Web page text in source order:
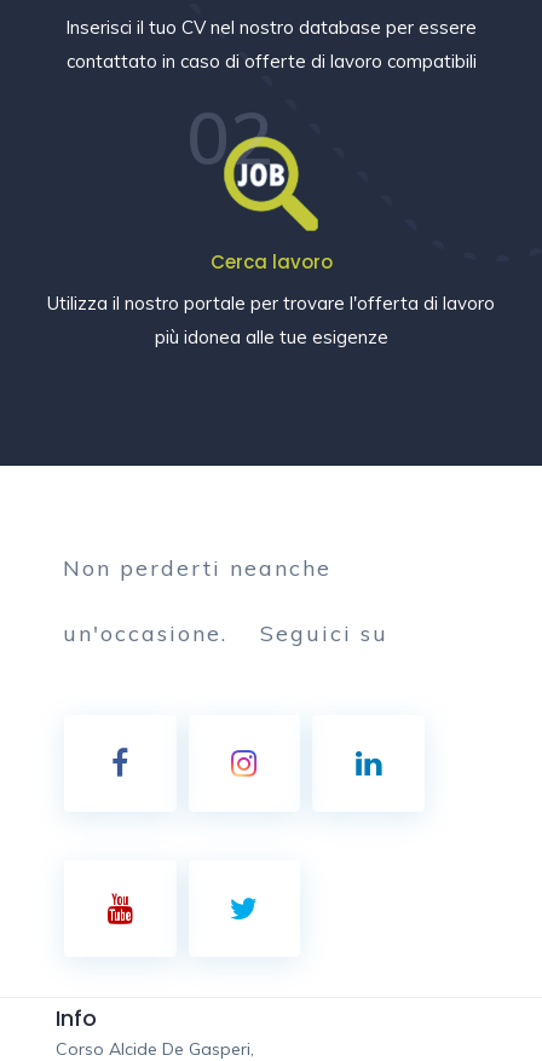
Inserisci il tuo CV nel nostro database per essere
contattato in caso di offerte di lavoro compatibili
02
Cerca lavoro
Utilizza il nostro portale per trovare l'offerta di lavoro
più idonea alle tue esigenze
Non perderti neanche
un'occasione. Seguici su
Info
Corso Alcide De Gasperi,